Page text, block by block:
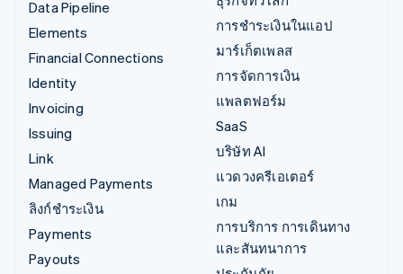
Data Pipeline
Elements
Financial Connections
Identity
Invoicing
Issuing
Link
Managed Payments
ลิงก์ชำระเงิน
Payments
Payouts
การชำระเงินในแอป
มาร์เก็ตเพลส
การจัดการเงิน
แพลตฟอร์ม
SaaS
บริษัท AI
แวดวงครีเอเตอร์
เกม
การบริการ การเดินทาง
และสันทนาการ